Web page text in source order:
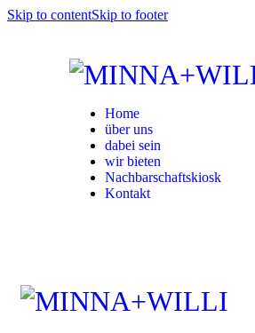
Skip to contentSkip to footer
Home
über uns
dabei sein
wir bieten
Nachbarschaftskiosk
Kontakt